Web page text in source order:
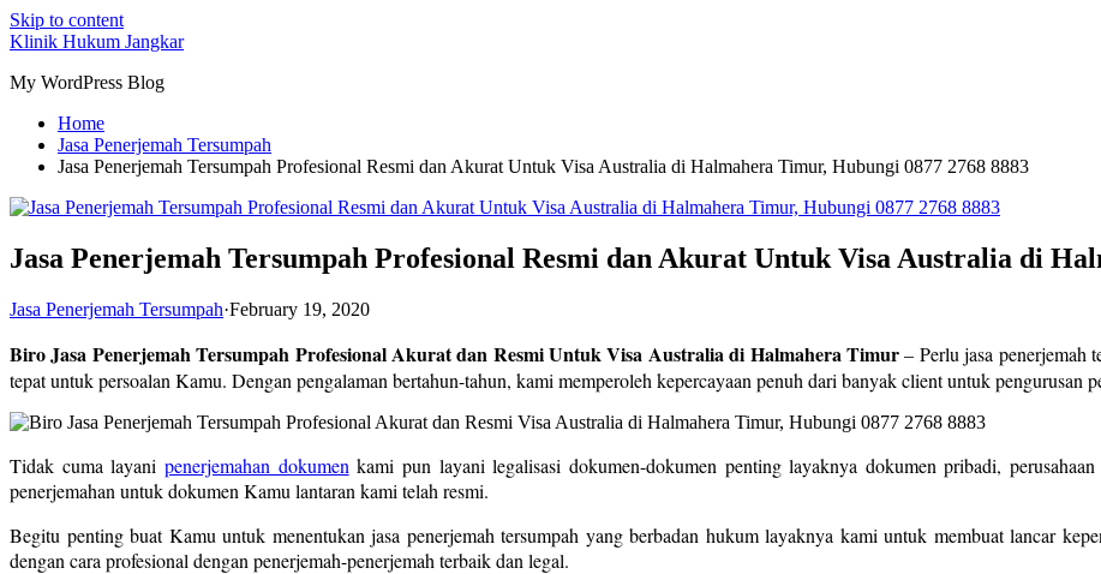
Skip to content
Klinik Hukum Jangkar
My WordPress Blog
Home
Jasa Penerjemah Tersumpah
Jasa Penerjemah Tersumpah Profesional Resmi dan Akurat Untuk Visa Australia di Halmahera Timur, Hubungi 0877 2768 8883
Jasa Penerjemah Tersumpah Profesional Resmi dan Akurat Untuk Visa Australia di
Jasa Penerjemah Tersumpah·February 19, 2020
Biro Jasa Penerjemah Tersumpah Profesional Akurat dan Resmi Untuk Visa Australia di Halmahera Timur– Perlu jasa penerjemah
tepat untuk persoalan Kamu. Dengan pengalaman bertahun-tahun, kami memperoleh kepercayaan penuh dari banyak client untuk pengurusan
Tidak cuma layani penerjemahan dokumen kami pun layani legalisasi dokumen-dokumen penting layaknya dokumen pribadi,
penerjemahan untuk dokumen Kamu lantaran kami telah resmi.
Begitu penting buat Kamu untuk menentukan jasa penerjemah tersumpah yang berbadan hukum layaknya kami untuk membuat lancar
dengan cara profesional dengan penerjemah-penerjemah terbaik dan legal.